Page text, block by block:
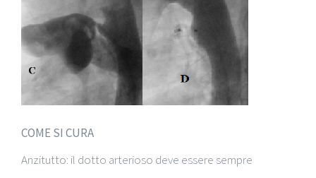
COME SI CURA
Anzitutto: il dotto arterioso deve essere sempre